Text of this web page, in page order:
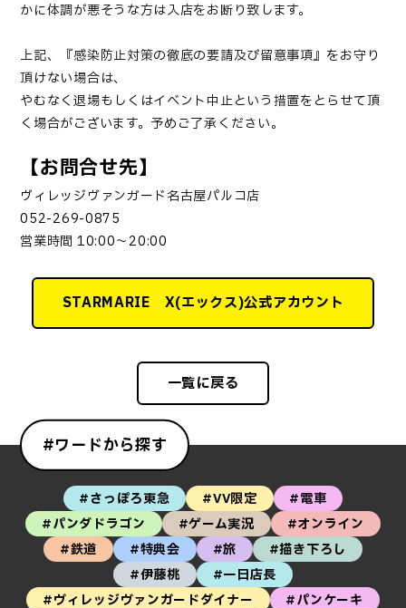
かに体調が悪そうな方は入店をお断り致します。
上記、『感染防止対策の徹底の要請及び留意事項』をお守り
頂けない場合は、
やむなく退場もしくはイベント中止という措置をとらせて頂
く場合がございます。予めご了承ください。
【お問合せ先】
ヴィレッジヴァンガード名古屋パルコ店
052-269-0875
営業時間 10:00～20:00
STARMARIE X(エックス)公式アカウント
一覧に戻る
#ワードから探す
#さっぽろ東急 #VV限定
#電車
#パンダドラゴン
#ゲーム実況
#オンライン
#鉄道
#特典会 #旅
#描き下ろし
#伊藤桃
#一日店長
#ヴィレッジヴァンガードダイナー
#パンケーキ